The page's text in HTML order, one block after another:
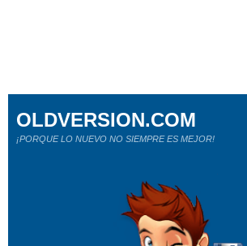
OLDVERSION.COM
¡PORQUE LO NUEVO NO SIEMPRE ES MEJOR!